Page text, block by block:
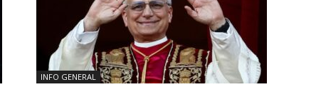
INFO GENERAL